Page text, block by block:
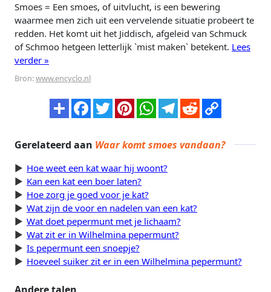
Smoes = Een smoes, of uitvlucht, is een bewering
waarmee men zich uit een vervelende situatie probeert te
redden. Het komt uit het Jiddisch, afgeleid van Schmuck
of Schmoo hetgeen letterlijk `mist maken` betekent. Lees
verder »
Bron:www.encyclo.nl
Gerelateerd aan Waar komt smoes vandaan?
Hoe weet een kat waar hij woont?
Kan een kat een boer laten?
Hoe zorg je goed voor je kat?
Wat zijn de voor en nadelen van een kat?
Wat doet pepermunt met je lichaam?
Wat zit er in Wilhelmina pepermunt?
Is pepermunt een snoepje?
Hoeveel suiker zit er in een Wilhelmina pepermunt?